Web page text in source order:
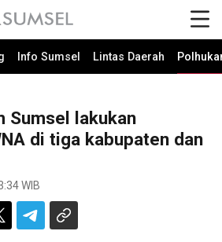
Info Sumsel Lintas Daerah
Sumsel lakukan
di tiga kabupaten dan
WIB